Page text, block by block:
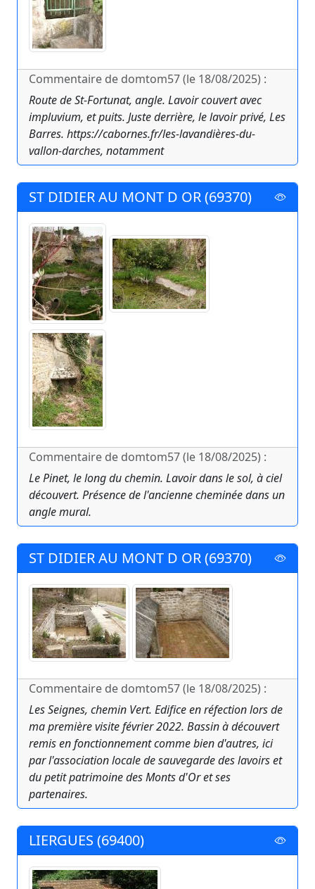
Commentaire de domtom57 (le 18/08/2025) :
Route de St-Fortunat, angle. Lavoir couvert avec
impluvium, et puits. Juste derrière, le lavoir privé, Les
Barres. https://cabornes.fr/les-lavandières-du-
vallon-darches, notamment
ST DIDIER AU MONT D OR (69370)
Commentaire de domtom57 (le 18/08/2025) :
Le Pinet, le long du chemin. Lavoir dans le sol, à ciel
découvert. Présence de l'ancienne cheminée dans un
angle mural.
ST DIDIER AU MONT D OR (69370)
Commentaire de domtom57 (le 18/08/2025) :
Les Seignes, chemin Vert. Edifice en réfection lors de
ma première visite février 2022. Bassin à découvert
remis en fonctionnement comme bien d'autres, ici
par l'association locale de sauvegarde des lavoirs et
du petit patrimoine des Monts d'Or et ses
partenaires.
LIERGUES (69400)